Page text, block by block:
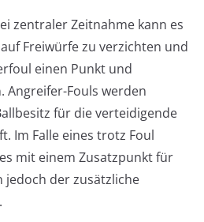
zentraler Zeitnahme kann es
Freiwürfe zu verzichten und
einen Punkt und
Angreifer-Fouls werden
für die verteidigende
Im Falle eines trotz Foul
mit einem Zusatzpunkt für
jedoch der zusätzliche